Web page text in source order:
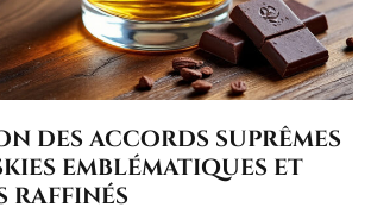
des accords suprêmes
emblématiques et
raffinés